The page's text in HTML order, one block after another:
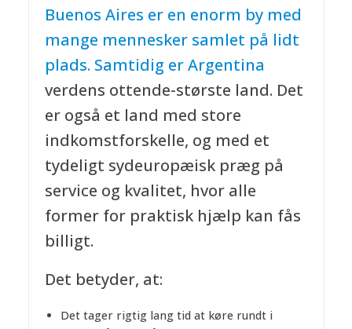
Buenos Aires er en enorm by med
mange mennesker samlet på lidt
plads. Samtidig erArgentina
verdens ottende-største land. Det
er også et land med store
indkomstforskelle, og med et
tydeligt sydeuropæisk præg på
service og kvalitet, hvor alle
former for praktisk hjælp kan fås
billigt.
Det betyder, at:
Det tager rigtig lang tid at køre rundt i